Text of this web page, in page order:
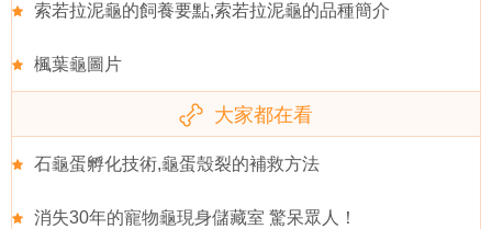
索若拉泥龜的飼養要點,索若拉泥龜的品種簡介
楓葉龜圖片
大家都在看
石龜蛋孵化技術,龜蛋殼裂的補救方法
消失30年的寵物龜現身儲藏室 驚呆眾人！